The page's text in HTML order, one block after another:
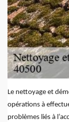
Le nettoyage et
opérations à
problèmes liés à